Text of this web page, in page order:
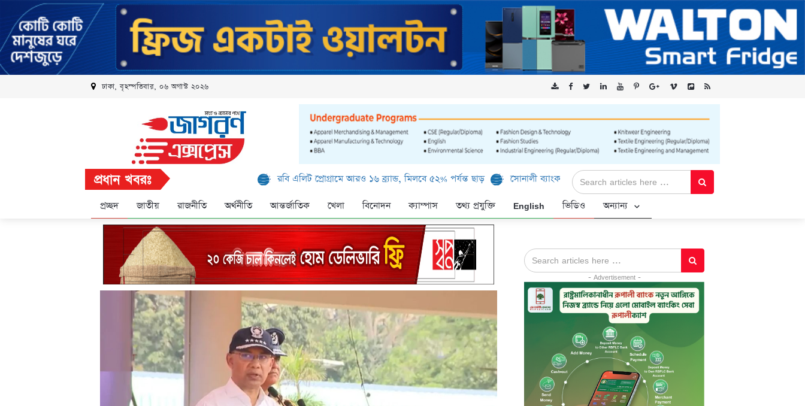
ঢাকা, বৃহস্পতিবার, ০৬ অগাস্ট ২০২৬
প্রধান খবরঃ রবি এলিট প্রোগ্রামে আরও ১৬ ব্র্যান্ড, মিলবে ৫২% পর্যন্ত ছাড় সোনালী ব্যাংক লিমিটেড-এর ‘কৃষক কার্ড’ কর্মসূচির জন্য সুরক্ষিত সংযোগ প্রদান করছে
প্রচ্ছদ জাতীয় রাজনীতি অর্থনীতি আন্তর্জাতিক খেলা বিনোদন ক্যাম্পাস তথ্য প্রযুক্তি English ভিডিও অন্যান্য
- Advertisement -